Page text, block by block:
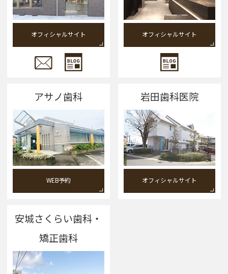
オフィシャルサイト オフィシャルサイト
アサノ歯科
WEB予約
岩田歯科医院
オフィシャルサイト
安城さくらい歯科・
矯正歯科